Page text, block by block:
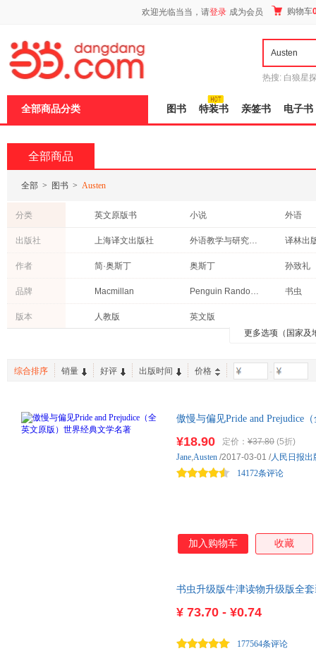
欢迎光临当当，请登录 成为会员 购物车
热搜: 白狼星
全部商品分类 图书 特装书 亲签书 电子书
全部商品
全部 > 图书 > Austen
分类 英文原版书 小说
外语
文学
青春文学
教材
艺术
哲学/宗教
管理
经济
文化
出版社 上海译文出版社 外语教学与研究出版社
译林出
江苏文艺出版社
云南人民出版社
中央编
长江文艺出版社
京华出版社
中国宇航出版社
中国书籍出版社
西安交通大学出版社
海豚出
上海三联书店
上海科学普及出版社
国际文化出版公司
贵州科
新世界出版社
陕西人
安徽文艺出版社
吉林出版集团 同心出
作者 简·奥斯丁 奥斯丁
孙致礼
项星耀
武崇汉
张玲
狄更斯
杨天才
夏洛蒂·
品牌 Macmillan Penguin Random House 书虫
版本 人教版
英文版
更多选项（国家及
综合排序 销量 好评 出版时间 价格 -
傲慢与偏见Pride and Prejudice
村风土人情，附赠电子版词汇
同英语水平的读者学习使用。
¥18.90 定价： ¥37.80 (5折)
14172条评论
Jane,Austen /2017-03-01 /人民日报出
加入购物车 收藏
书虫升级版牛津读物升级版全
¥ 73.70 - ¥0.74
177564条评论
页
加